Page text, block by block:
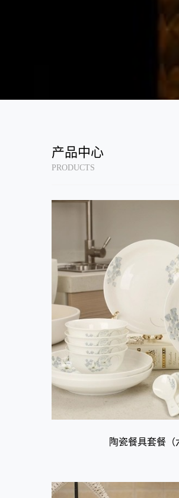
产品中心
PRODUCTS
陶瓷餐具套餐（